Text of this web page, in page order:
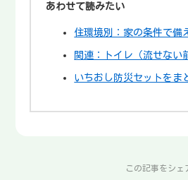
あわせて読みたい
住環境別：家の条件で備
関連：トイレ（流せない
いちおし防災セットをま
この記事をシェ